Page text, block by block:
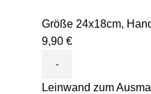
Größe 24x18cm,
9,90 €
Leinwand zum